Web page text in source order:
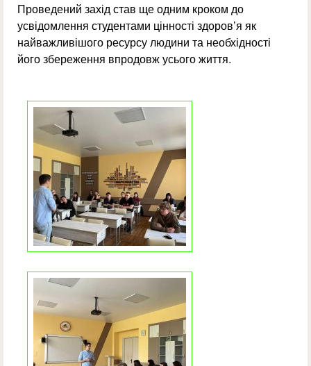
Проведений захід став ще одним кроком до
усвідомлення студентами цінності здоров’я як
найважливішого ресурсу людини та необхідності
його збереження впродовж усього життя.